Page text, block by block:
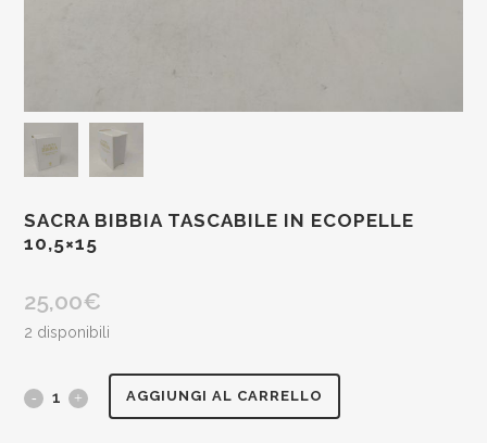
SACRA BIBBIA TASCABILE IN ECOPELLE
10,5×15
25,00€
2 disponibili
Sacra AGGIUNGI AL CARRELLO